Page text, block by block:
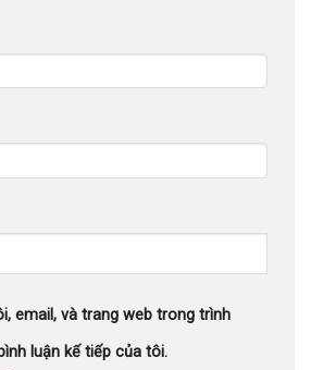
email, và trang web trong trình
luận kế tiếp của tôi.